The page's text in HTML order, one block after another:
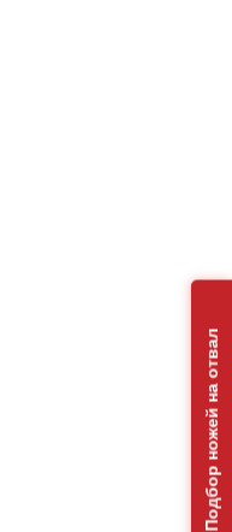
Подбор ножей на отвал